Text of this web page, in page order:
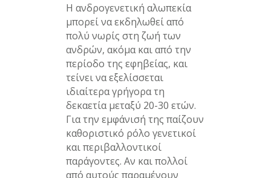
Η ανδρογενετική αλωπεκία
μπορεί να εκδηλωθεί από
πολύ νωρίς στη ζωή των
ανδρών, ακόμα και από την
περίοδο της εφηβείας, και
τείνει να εξελίσσεται
ιδιαίτερα γρήγορα τη
δεκαετία μεταξύ 20-30 ετών.
Για την εμφάνισή της παίζουν
καθοριστικό ρόλο γενετικοί
και περιβαλλοντικοί
παράγοντες. Αν και πολλοί
από αυτούς παραμένουν